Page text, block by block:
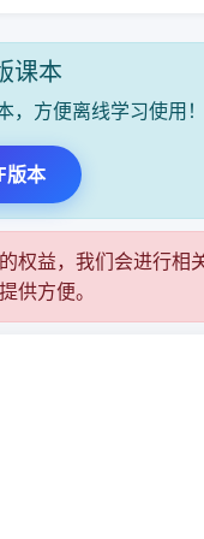
课本
，方便离线学习使用
版本
权益，我们会进行相
供方便。